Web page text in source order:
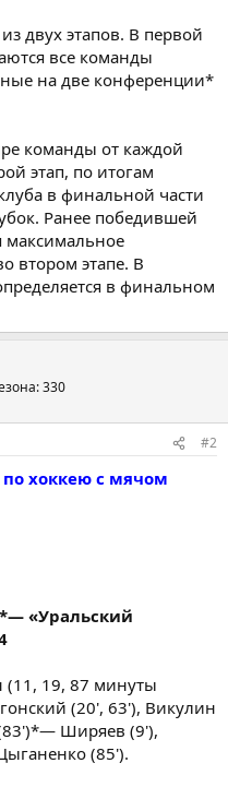
двух этапов. В первой
все команды
на две конференции*
команды от каждой
этап, по итогам
в финальной части
Ранее победившей
максимальное
втором этапе. В
в финальном
330
#2
хоккею с мячом
«Уральский
(11, 19, 87 минуты
(20', 63'), Викулин
Ширяев (9'),
(85').